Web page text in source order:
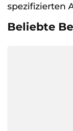
spezifizierten
Beliebte